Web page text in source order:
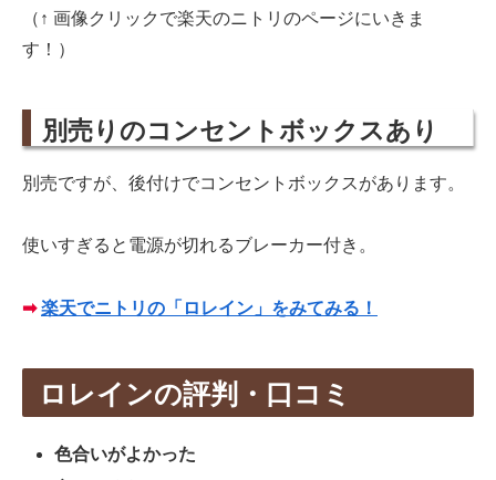
（↑ 画像クリックで楽天のニトリのページにいきま
す！）
別売りのコンセントボックスあり
別売ですが、後付けでコンセントボックスがあります。
使いすぎると電源が切れるブレーカー付き。
➡楽天でニトリの「ロレイン」をみてみる！
ロレインの評判・口コミ
色合いがよかった